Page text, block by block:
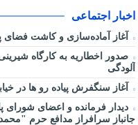
اخبار اجتماعی
آغاز آماده‌سازی و کاشت
صدور اخطاریه به کارگاه
آلودگی
آغاز سنگفرش پیاده رو ها در
دیدار فرمانده و اعضای شورای
جانباز سرافراز مدافع حرم